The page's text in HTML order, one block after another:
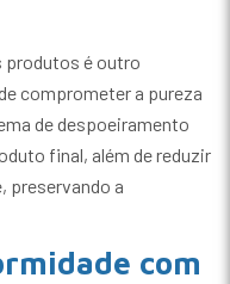
produtos é outro
comprometer a pureza
de despoeiramento
final, além de reduzir
preservando a
com